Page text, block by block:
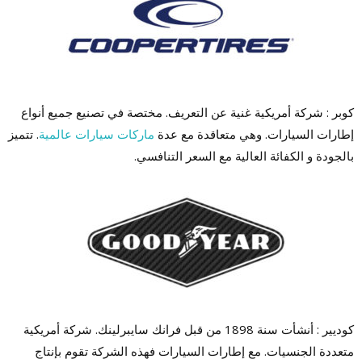
كوبر : شركة أمريكية غنية عن التعريف. مختصة في تصنيع جميع أنواع
إطارات السيارات. وهي متعاقدة مع عدة ماركات سيارات عالمية. تتميز
بالجودة و الكفائة العالية مع السعر التنافسي.
كوديير : أنشأت سنة 1898 من قبل فرانك سايبرلينك. شركة أمريكية
متعددة الجنسيات. مع إطارات السيارات فهذه الشركة تقوم بإنتاج